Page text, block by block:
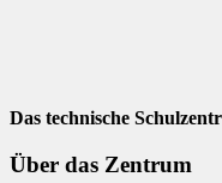
Das technische
Über das Zentrum